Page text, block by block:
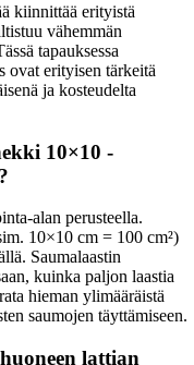
kiinnittää erityistä
vähemmän
tapauksessa
ovat erityisen tärkeitä
ja kosteudelta
10×10 -
alan perusteella.
10×10 cm = 100 cm²)
Saumalaastin
kuinka paljon laastia
hieman ylimääräistä
saumojen täyttämiseen.
lattian